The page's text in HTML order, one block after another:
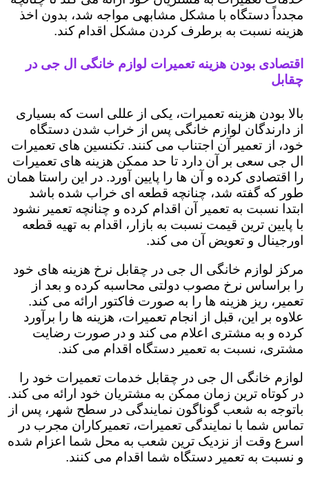
مجدداً دستگاه با مشکل مشابهی مواجه شد، بدون اخذ
هزینه نسبت به برطرف کردن مشکل اقدام کند.
اقتصادی بودن هزینه تعمیرات لوازم خانگی ال جی در
چقابل
بالا بودن هزینه تعمیرات، یکی از عللی است که بسیاری
از دارندگان لوازم خانگی پس از خراب شدن دستگاه
خود، از تعمیر آن اجتناب می کنند. تکنسین های تعمیرات
ال جی سعی بر آن دارد تا حد ممکن هزینه های تعمیرات
را اقتصادی کرده و آن ها را پایین آورد. در این راستا همان
طور که گفته شد، چنانچه قطعه ای خراب شده باشد
ابتدا نسبت به تعمیر آن اقدام کرده و چنانچه تعمیر نشود
با پایین ترین قیمت نسبت به بازار، اقدام به تهیه قطعه
اورجینال و تعویض آن می کند.
مرکز لوازم خانگی ال جی در چقابل نرخ هزینه های خود
را براساس نرخ مصوب دولتی محاسبه کرده و بعد از
تعمیر، ریز هزینه ها را به صورت فاکتور ارائه می کند.
علاوه بر این، قبل از انجام تعمیرات، هزینه ها را برآورد
کرده و به مشتری اعلام می کند و در صورت رضایت
مشتری، نسبت به تعمیر دستگاه اقدام می کند.
لوازم خانگی ال جی در چقابل خدمات تعمیرات خود را
در کوتاه ترین زمان ممکن به مشتریان خود ارائه می کند.
باتوجه به شعب گوناگون نمایندگی در سطح شهر، پس از
تماس شما با نمایندگی تعمیرات، تعمیرکاران مجرب در
اسرع وقت از نزدیک ترین شعب به محل شما اعزام شده
و نسبت به تعمیر دستگاه شما اقدام می کنند.